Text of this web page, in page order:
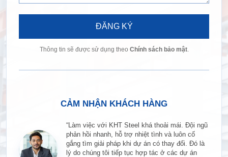
ĐĂNG KÝ
Thông tin sẽ được sử dụng theo Chính sách bảo mật.
CẢM NHẬN KHÁCH HÀNG
“Làm việc với KHT Steel khá thoải mái. Đội ngũ
phản hồi nhanh, hỗ trợ nhiệt tình và luôn cố
gắng tìm giải pháp khi dự án có thay đổi. Đó là
lý do chúng tôi tiếp tục hợp tác ở các dự án